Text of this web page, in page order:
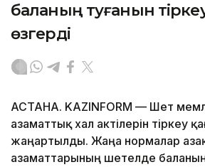
баланың туғанын
өзгерді
АСТАНА. KAZINFORM — Шет
азаматтық хал актілерін тіркеу
жаңартылды. Жаңа нормалар
азаматтарының шетелде